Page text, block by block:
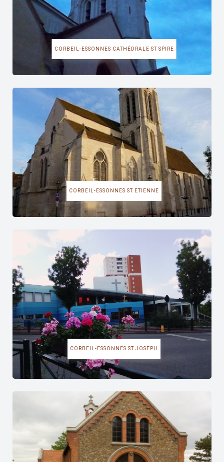
CORBEIL-ESSONNES CATHÉDRALE ST SPIRE
CORBEIL-ESSONNES ST ETIENNE
CORBEIL-ESSONNES ST JOSEPH